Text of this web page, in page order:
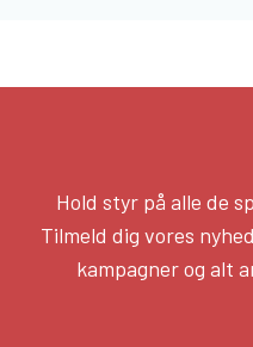
Hold styr på alle de
Tilmeld dig vores
kampagner og alt